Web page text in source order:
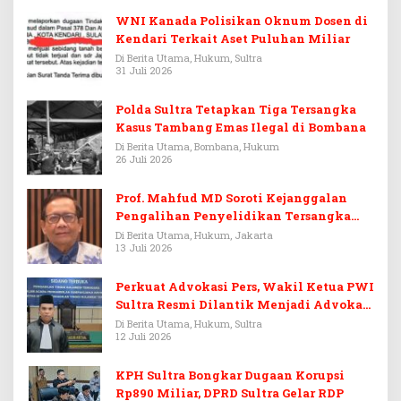
WNI Kanada Polisikan Oknum Dosen di
Kendari Terkait Aset Puluhan Miliar
Di Berita Utama, Hukum, Sultra
31 Juli 2026
Polda Sultra Tetapkan Tiga Tersangka
Kasus Tambang Emas Ilegal di Bombana
Di Berita Utama, Bombana, Hukum
26 Juli 2026
Prof. Mahfud MD Soroti Kejanggalan
Pengalihan Penyelidikan Tersangka
Febrie Adriansyah
Di Berita Utama, Hukum, Jakarta
13 Juli 2026
Perkuat Advokasi Pers, Wakil Ketua PWI
Sultra Resmi Dilantik Menjadi Advokat
PERADI
Di Berita Utama, Hukum, Sultra
12 Juli 2026
KPH Sultra Bongkar Dugaan Korupsi
Rp890 Miliar, DPRD Sultra Gelar RDP